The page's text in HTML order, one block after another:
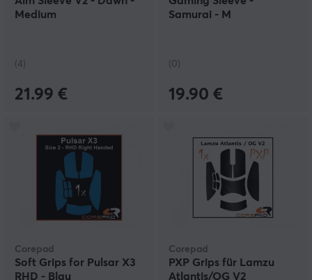
Medium
(4)
21.99 €
Samurai - M
(0)
19.90 €
Corepad
Soft Grips for Pulsar X3
RHD - Blau
Corepad
PXP Grips für Lamzu
Atlantis/OG V2